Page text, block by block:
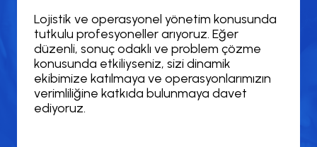
Lojistik ve operasyonel yönetim konusunda
tutkulu profesyoneller arıyoruz. Eğer
düzenli, sonuç odaklı ve problem çözme
konusunda etkiliyseniz, sizi dinamik
ekibimize katılmaya ve operasyonlarımızın
verimliliğine katkıda bulunmaya davet
ediyoruz.